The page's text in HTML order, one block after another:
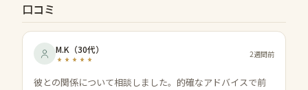
口コミ
M.K （30代） 2週間前
彼との関係について相談しました。的確なアドバイスで前